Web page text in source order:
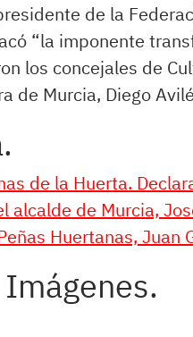
de la
“la imponente
los concejales de
de Murcia, Diego
de la Huerta.
alcalde de Murcia,
Huertanas, Juan